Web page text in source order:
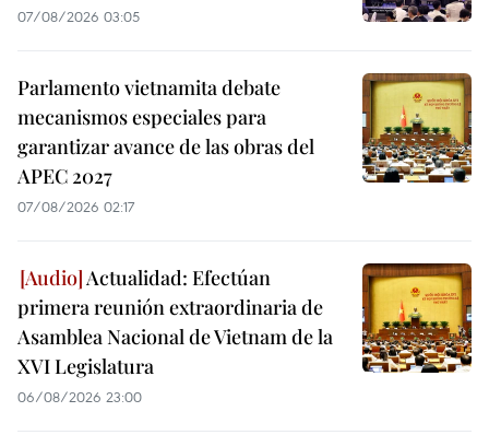
07/08/2026 03:05
Parlamento vietnamita debate
mecanismos especiales para
garantizar avance de las obras del
APEC 2027
07/08/2026 02:17
Actualidad: Efectúan
primera reunión extraordinaria de
Asamblea Nacional de Vietnam de la
XVI Legislatura
06/08/2026 23:00